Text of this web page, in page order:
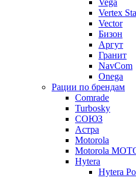
Vega
Vertex
Vector
Бизон
Аргут
Гранит
NavCom
Onega
Рации по брендам
Comrade
Turbosky
СОЮЗ
Астра
Motorola
Motorola
Hytera
Hytera